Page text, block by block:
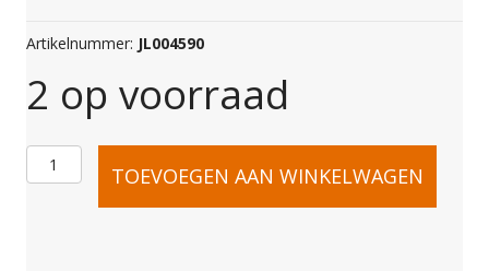
Artikelnummer: JL004590
2 op voorraad
MB
TOEVOEGEN AAN WINKELWAGEN